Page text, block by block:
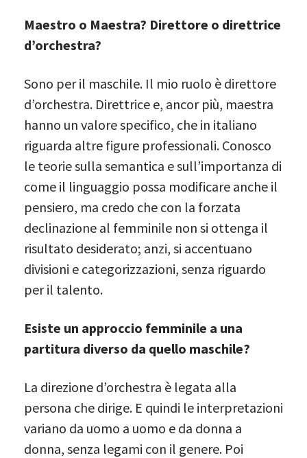
Maestro o Maestra? Direttore o direttrice
d’orchestra?
Sono per il maschile. Il mio ruolo è direttore
d’orchestra. Direttrice e, ancor più, maestra
hanno un valore specifico, che in italiano
riguarda altre figure professionali. Conosco
le teorie sulla semantica e sull’importanza di
come il linguaggio possa modificare anche il
pensiero, ma credo che con la forzata
declinazione al femminile non si ottenga il
risultato desiderato; anzi, si accentuano
divisioni e categorizzazioni, senza riguardo
per il talento.
Esiste un approccio femminile a una
partitura diverso da quello maschile?
La direzione d’orchestra è legata alla
persona che dirige. E quindi le interpretazioni
variano da uomo a uomo e da donna a
donna, senza legami con il genere. Poi